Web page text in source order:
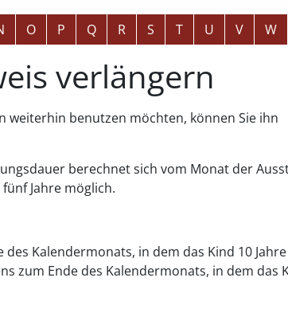
O P Q R S T U V W
verlängern
weiterhin benutzen möchten, können Sie ihn
berechnet sich vom Monat der
Jahre möglich.
Kalendermonats, in dem das Kind 10
zum Ende des Kalendermonats, in dem das